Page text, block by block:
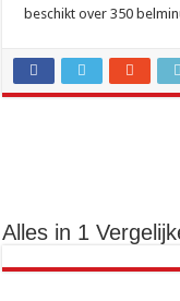
beschikt over 350
Alles in 1